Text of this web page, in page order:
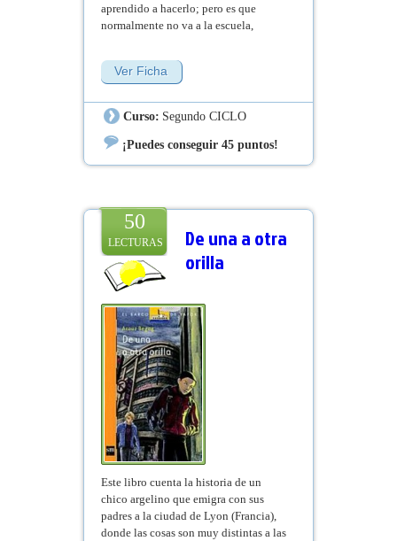
aprendido a hacerlo; pero es que
normalmente no va a la escuela,
su abuelo. Un día se enfadan, dejan de
hablarse y deciden contarse lo
les escribirá esas cartas?
Ver Ficha
Curso: Segundo CICLO
¡Puedes conseguir 45 puntos!
50
LECTURAS
De una a otra
orilla
Este libro cuenta la historia de un
chico argelino que emigra con sus
padres a la ciudad de Lyon (Francia),
donde las cosas son muy distintas a las